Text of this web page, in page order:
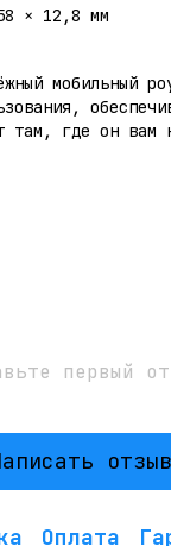
× 12,8 мм
мобильный
там, где он вам
первый
отзыв
Оплата